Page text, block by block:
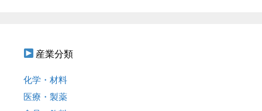
産業分類
化学・材料
医療・製薬